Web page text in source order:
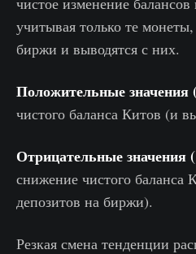
учитывая только те
биржи и выводятся с них.
Положительные значения
чистого баланса Китов (и
Отрицательные значения
снижение чистого баланса
депозитов на биржи).
Резкая смена тенденции